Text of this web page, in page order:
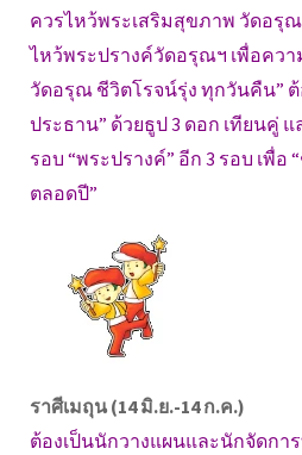
ควรไหว้พระเสริมสุขภาพ วัดอรุ
ไหว้พระปรางค์วัดอรุณฯ เพื่อควา
วัดอรุณ ชีวิตโรจน์รุ่ง ทุกวันคืน” ต้
ประธาน” ด้วยธูป 3 ดอก เทียนคู่
รอบ “พระปรางค์” อีก 3 รอบ เพื่
ตลอดปี”
ราศีเมถุน (14 มิ.ย.-14 ก.ค.)
ต้องเป็นนักวางแผนและนักจัดกา